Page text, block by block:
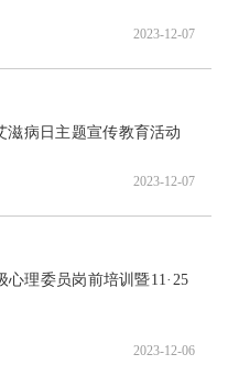
2023-12-07
2023-12-07
2023-12-06